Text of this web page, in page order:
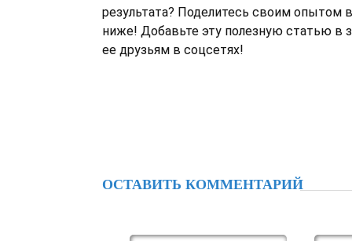
результата? Поделитесь своим опытом
ниже! Добавьте эту полезную статью в
ее друзьям в соцсетях!
ОСТАВИТЬ КОММЕНТАРИЙ